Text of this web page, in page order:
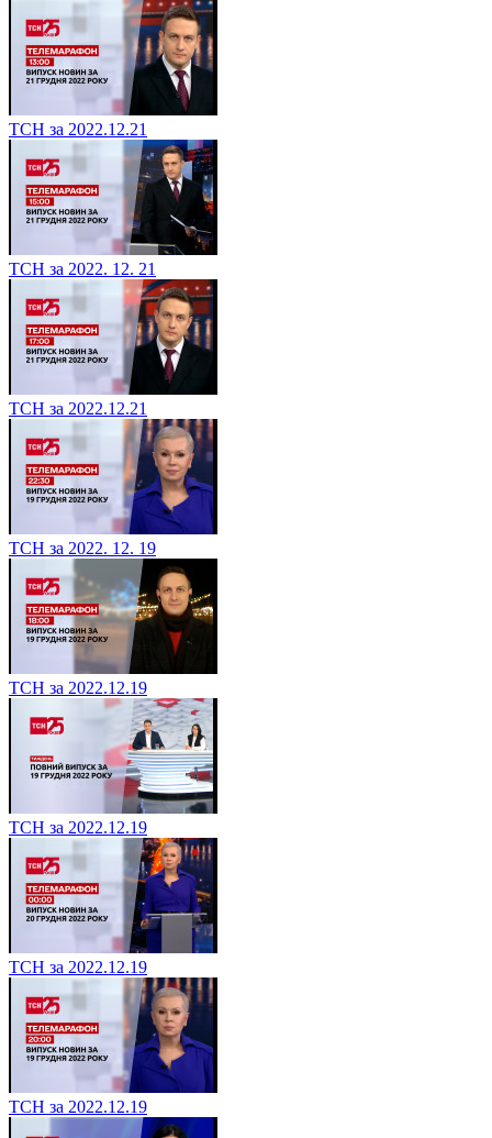
ТСН за 2022.12.21
ТСН за 2022. 12. 21
ТСН за 2022.12.21
ТСН за 2022. 12. 19
ТСН за 2022.12.19
ТСН за 2022.12.19
ТСН за 2022.12.19
ТСН за 2022.12.19